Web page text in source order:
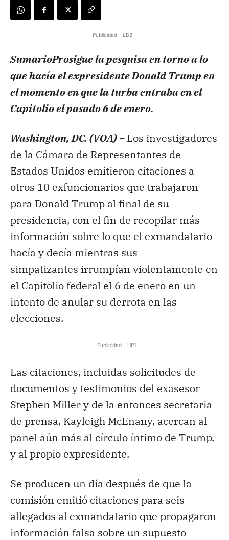
Publicidad - LB2 -
SumarioProsigue la pesquisa en torno a lo
que hacía el expresidente Donald Trump en
el momento en que la turba entraba en el
Capitolio el pasado 6 de enero.
Washington, DC. (VOA) –Los investigadores
de la Cámara de Representantes de
Estados Unidos emitieron citaciones a
otros 10 exfuncionarios que trabajaron
para Donald Trump al final de su
presidencia, con el fin de recopilar más
información sobre lo que el exmandatario
hacía y decía mientras sus
simpatizantes irrumpían violentamente en
el Capitolio federal el 6 de enero en un
intento de anular su derrota en las
elecciones.
- Publicidad - HP1
Las citaciones, incluidas solicitudes de
documentos y testimonios del exasesor
Stephen Miller y de la entonces secretaria
de prensa, Kayleigh McEnany, acercan al
panel aún más al círculo íntimo de Trump,
y al propio expresidente.
Se producen un día después de que la
comisión emitió citaciones para seis
allegados al exmandatario que propagaron
información falsa sobre un supuesto